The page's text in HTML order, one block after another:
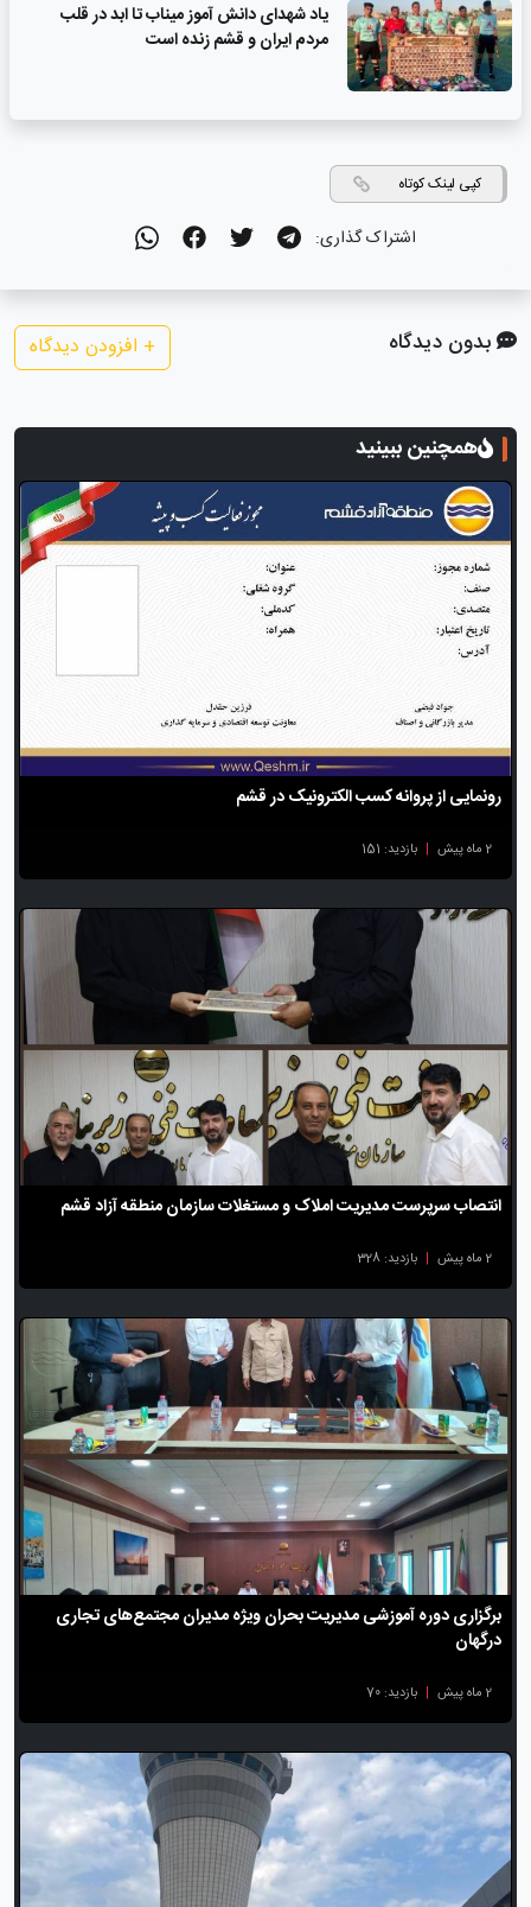
یاد شهدای دانش آموز میناب تا ابد در قلب
مردم ایران و قشم زنده است
کپی لینک کوتاه
اشتراک گذاری:
بدون دیدگاه + افزودن دیدگاه
همچنین ببینید
رونمایی از پروانه کسب الکترونیک در قشم
2 ماه پیش | بازدید: 151
انتصاب سرپرست مدیریت املاک و مستغلات سازمان منطقه آزاد قشم
2 ماه پیش | بازدید: 328
برگزاری دوره آموزشی مدیریت بحران ویژه مدیران مجتمع‌های تجاری
درگهان
2 ماه پیش | بازدید: 70